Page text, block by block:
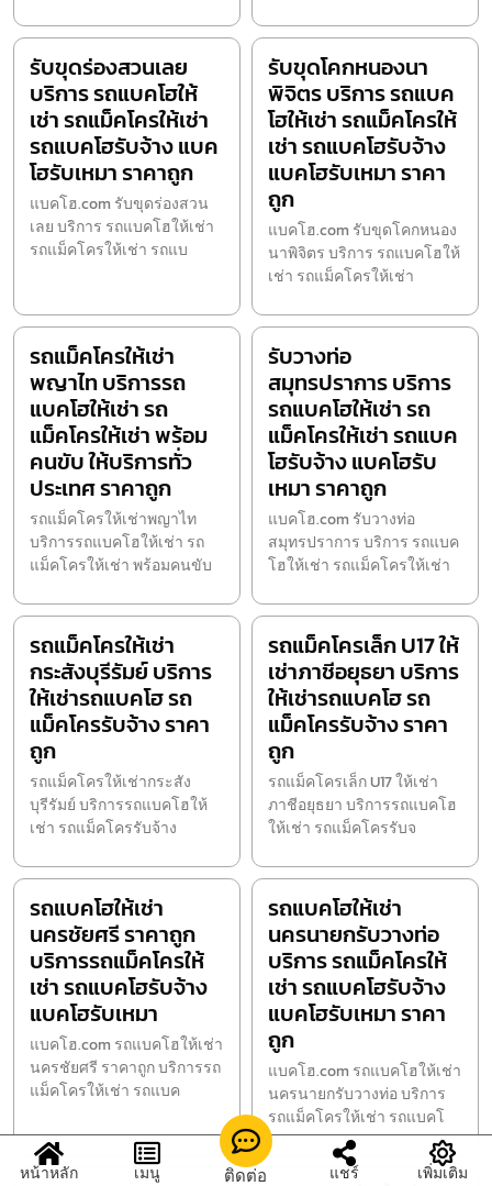
รับขุดร่องสวนเลย
บริการ รถแบคโฮให้
เช่า รถแม็คโครให้เช่า
รถแบคโฮรับจ้าง แบค
โฮรับเหมา ราคาถูก
แบคโฮ.com รับขุดร่องสวน
เลย บริการ รถแบคโฮให้เช่า
รถแม็คโครให้เช่า รถแบ
รับขุดโคกหนองนา
พิจิตร บริการ รถแบค
โฮให้เช่า รถแม็คโครให้
เช่า รถแบคโฮรับจ้าง
แบคโฮรับเหมา ราคา
ถูก
แบคโฮ.com รับขุดโคกหนอง
นาพิจิตร บริการ รถแบคโฮให้
เช่า รถแม็คโครให้เช่า
รถแม็คโครให้เช่า
พญาไท บริการรถ
แบคโฮให้เช่า รถ
แม็คโครให้เช่า พร้อม
คนขับ ให้บริการทั่ว
ประเทศ ราคาถูก
รถแม็คโครให้เช่าพญาไท
บริการรถแบคโฮให้เช่า รถ
แม็คโครให้เช่า พร้อมคนขับ
รับวางท่อ
สมุทรปราการ บริการ
รถแบคโฮให้เช่า รถ
แม็คโครให้เช่า รถแบค
โฮรับจ้าง แบคโฮรับ
เหมา ราคาถูก
แบคโฮ.com รับวางท่อ
สมุทรปราการ บริการ รถแบค
โฮให้เช่า รถแม็คโครให้เช่า
รถแม็คโครให้เช่า
กระสังบุรีรัมย์ บริการ
ให้เช่ารถแบคโฮ รถ
แม็คโครรับจ้าง ราคา
ถูก
รถแม็คโครให้เช่ากระสัง
บุรีรัมย์ บริการรถแบคโฮให้
เช่า รถแม็คโครรับจ้าง
รถแม็คโครเล็ก U17 ให้
เช่าภาชีอยุธยา บริการ
ให้เช่ารถแบคโฮ รถ
แม็คโครรับจ้าง ราคา
ถูก
รถแม็คโครเล็ก U17 ให้เช่า
ภาชีอยุธยา บริการรถแบคโฮ
ให้เช่า รถแม็คโครรับจ
รถแบคโฮให้เช่า
นครชัยศรี ราคาถูก
บริการรถแม็คโครให้
เช่า รถแบคโฮรับจ้าง
แบคโฮรับเหมา
แบคโฮ.com รถแบคโฮให้เช่า
นครชัยศรี ราคาถูก บริการรถ
แม็คโครให้เช่า รถแบค
รถแบคโฮให้เช่า
นครนายกรับวางท่อ
บริการ รถแม็คโครให้
เช่า รถแบคโฮรับจ้าง
แบคโฮรับเหมา ราคา
ถูก
แบคโฮ.com รถแบคโฮให้เช่า
นครนายกรับวางท่อ บริการ
รถแม็คโครให้เช่า รถแบคโ
หน้าหลัก เมนู ติดต่อ แชร์ เพิ่มเติม